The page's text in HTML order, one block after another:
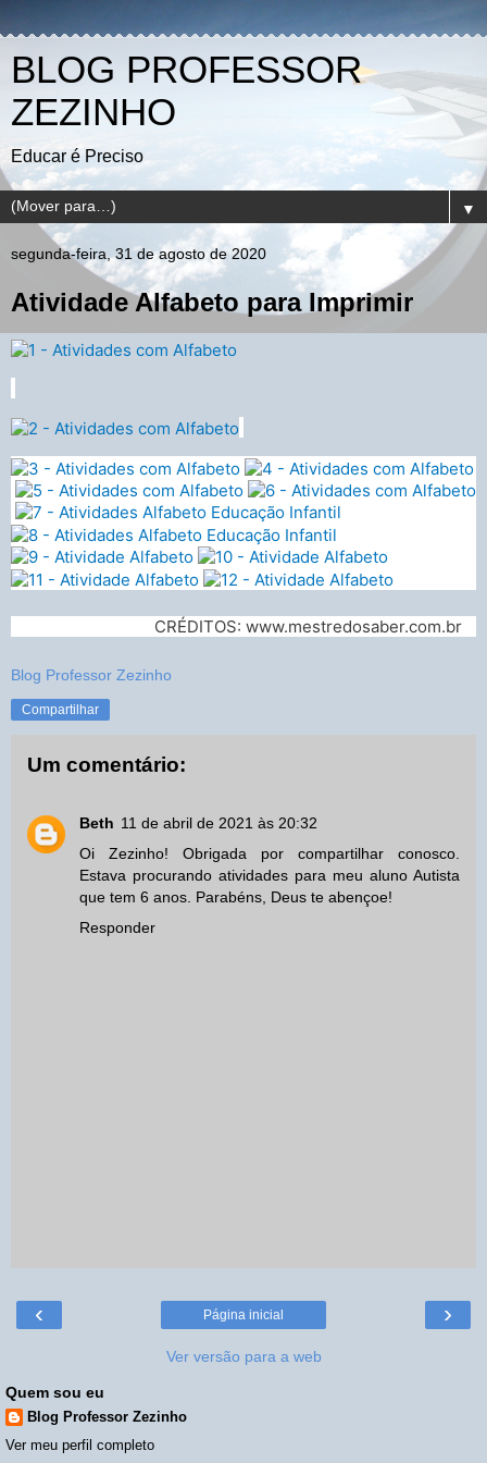
BLOG PROFESSOR
ZEZINHO
Educar é Preciso
▼
segunda-feira, 31 de agosto de 2020
Atividade Alfabeto para Imprimir
CRÉDITOS: www.mestredosaber.com.br
Blog Professor Zezinho
Compartilhar
Um comentário:
Beth 11 de abril de 2021 às 20:32
Oi Zezinho! Obrigada por compartilhar conosco.
Estava procurando atividades para meu aluno Autista
que tem 6 anos. Parabéns, Deus te abençoe!
Responder
‹ ›
Página inicial
Ver versão para a web
Quem sou eu
Blog Professor Zezinho
Ver meu perfil completo